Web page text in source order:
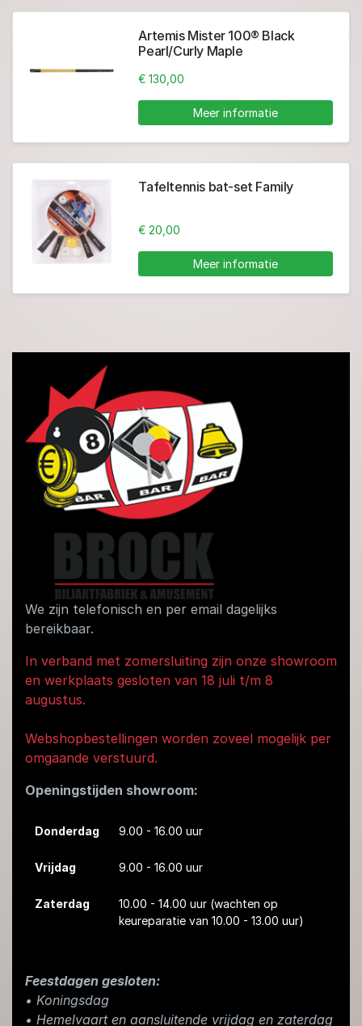
Artemis Mister 100® Black
Pearl/Curly Maple
€ 130,00
Meer informatie
Tafeltennis bat-set Family
€ 20,00
Meer informatie
We zijn telefonisch en per email dagelijks
bereikbaar.
In verband met zomersluiting zijn onze showroom
en werkplaats gesloten van 18 juli t/m 8
augustus.
Webshopbestellingen worden zoveel mogelijk per
omgaande verstuurd.
Openingstijden showroom:
Donderdag 9.00 - 16.00 uur
Vrijdag 9.00 - 16.00 uur
Zaterdag 10.00 - 14.00 uur (wachten op
keureparatie van 10.00 - 13.00 uur)
Feestdagen gesloten:
• Koningsdag
​• Hemelvaart en aansluitende vrijdag en zaterdag